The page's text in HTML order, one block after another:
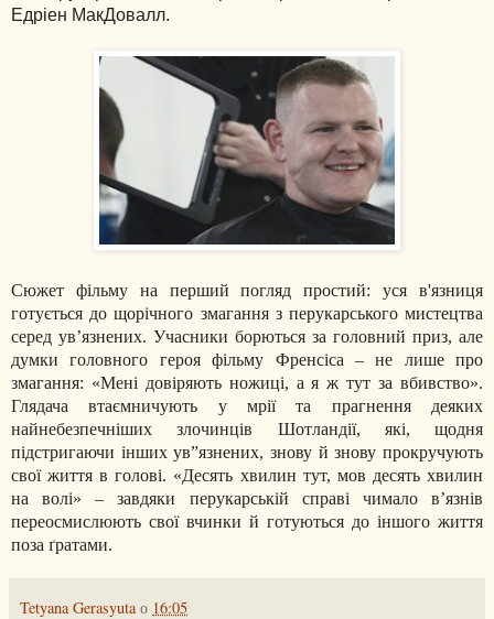
Едріен МакДовалл.
Сюжет фільму на перший погляд простий: уся в'язниця
готується до щорічного змагання з перукарського мистецтва
серед ув’язнених. Учасники борються за головний приз, але
думки головного героя фільму Френсіса – не лише про
змагання: «Мені довіряють ножиці, а я ж тут за вбивство».
Глядача втаємничують у мрії та прагнення деяких
найнебезпечніших злочинців Шотландії, які, щодня
підстригаючи інших ув”язнених, знову й знову прокручують
свої життя в голові. «Десять хвилин тут, мов десять хвилин
на волі» – завдяки перукарській справі чимало в’язнів
переосмислюють свої вчинки й готуються до іншого життя
поза ґратами.
Tetyana Gerasyuta о 16:05